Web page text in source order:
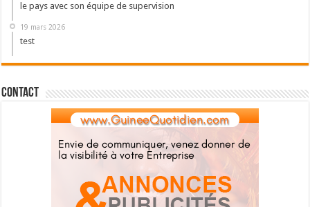
le pays avec son équipe de supervision
19 mars 2026
test
Contact